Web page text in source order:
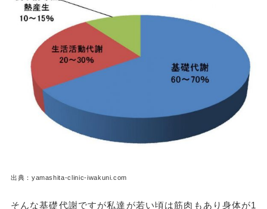
出典：yamashita-clinic-iwakuni.com
そんな基礎代謝ですが私達が若い頃は筋肉もあり身体が1